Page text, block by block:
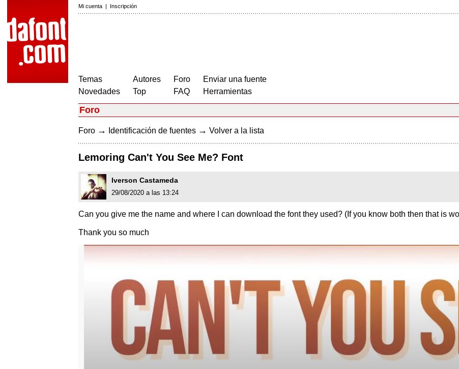
Mi cuenta | Inscripción
Temas
Novedades
Autores
Top
Foro
FAQ
Enviar una fuente
Herramientas
Foro
Foro → Identificación de fuentes → Volver a la lista
Lemoring Can't You See Me? Font
Iverson Castameda
29/08/2020 a las 13:24
Can you give me the name and where I can download the font they used? (If you know both then that is
Thank you so much